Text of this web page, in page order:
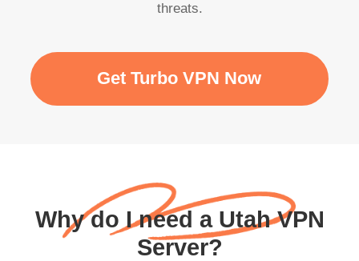
threats.
Get Turbo VPN Now
Why do I need a Utah VPN
Server?